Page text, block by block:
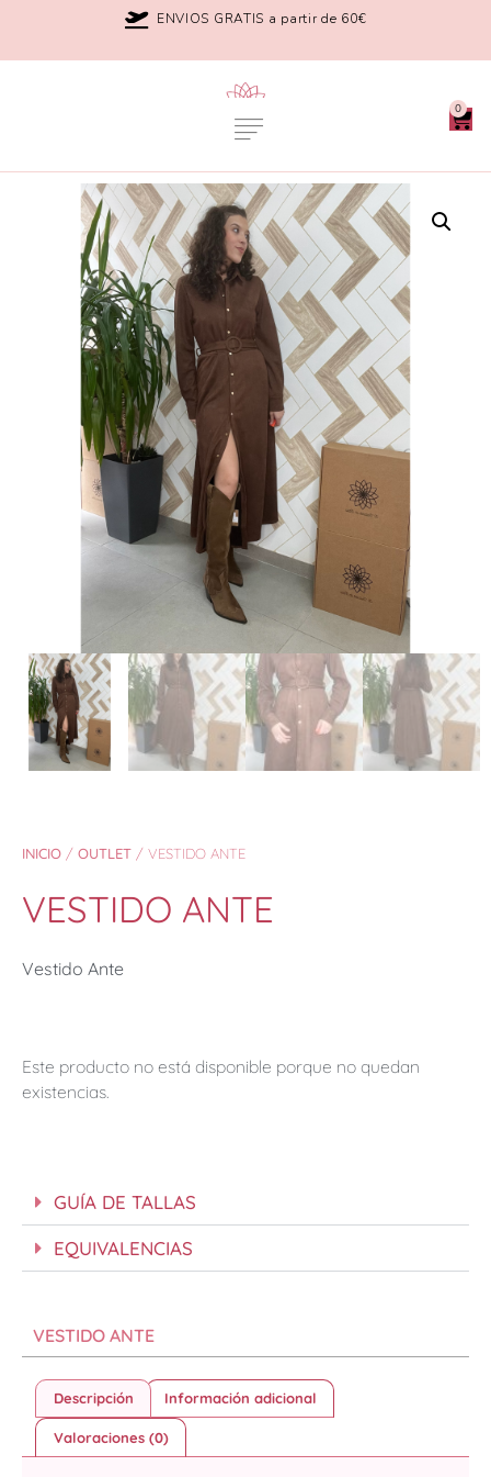
ENVIOS GRATIS a partir de 60€
0
INICIO / OUTLET / VESTIDO ANTE
VESTIDO ANTE
Vestido Ante
Este producto no está disponible porque no quedan
existencias.
GUÍA DE TALLAS
EQUIVALENCIAS
VESTIDO ANTE
Descripción Información adicional
Valoraciones (0)